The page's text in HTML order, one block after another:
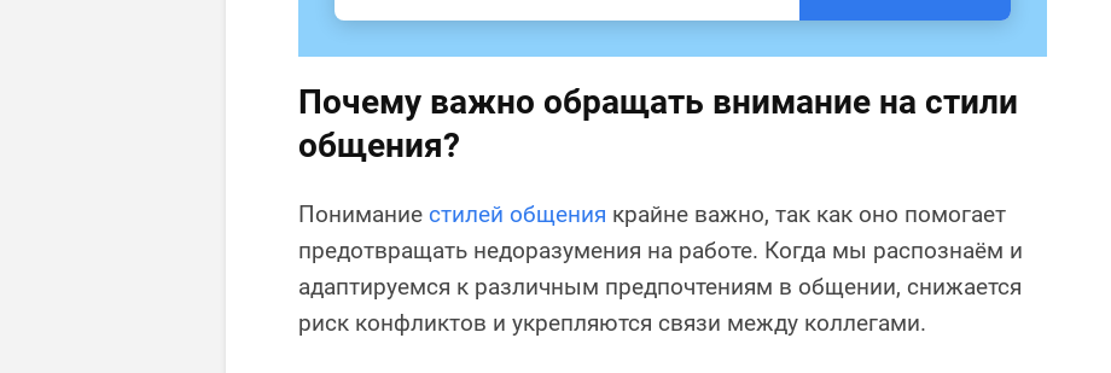
Почему важно обращать внимание на стили
общения?
Понимание стилей общения крайне важно, так как оно помогает
предотвращать недоразумения на работе. Когда мы распознаём и
адаптируемся к различным предпочтениям в общении, снижается
риск конфликтов и укрепляются связи между коллегами.